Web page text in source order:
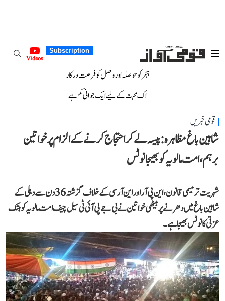
Subscription
Videos
ہجر کو حوصلہ اور وصل کو فرصت درکار
اک محبت کے لیے ایک جوانی کم ہے
قومی خبریں
شاہین باغ مظاہرہ: پیسہ لے کر احتجاج کرنے کے الزام پر خواتین
برہم، امت مالویہ کو بھیجا نوٹس
شہریت ترمیمی قانون، این پی آر اور این آر سی کے خلاف گزشتہ 36 دن سے دہلی کے
شاہین باغ میں دھرنے پر بیٹھی خواتین نے بی جے پی آئی ٹی سیل چیف امت مالویہ کو ہتک
عزتی کا نوٹس بھیجا ہے۔